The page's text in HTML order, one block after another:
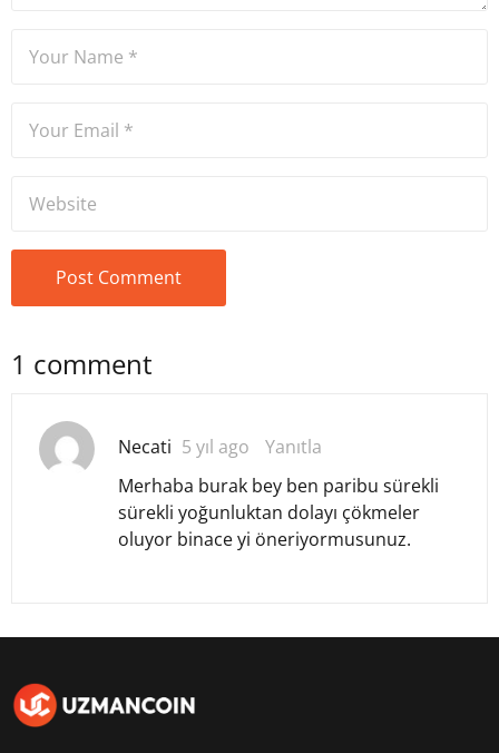
1 comment
Necati 5 yıl ago
Yanıtla
Merhaba burak bey ben paribu sürekli
sürekli yoğunluktan dolayı çökmeler
oluyor binace yi öneriyormusunuz.